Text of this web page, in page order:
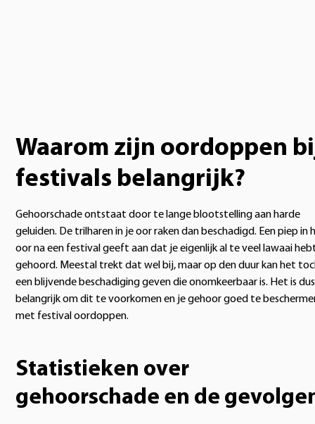
Waarom zijn oordoppen
festivals belangrijk?
Gehoorschade ontstaat door te lange blootstelling aan harde
geluiden. De trilharen in je oor raken dan beschadigd. Een piep in
oor na een festival geeft aan dat je eigenlijk al te veel lawaai
gehoord. Meestal trekt dat wel bij, maar op den duur kan het
een blijvende beschadiging geven die onomkeerbaar is. Het is dus
belangrijk om dit te voorkomen en je gehoor goed te
met festival oordoppen.
Statistieken over
gehoorschade en de